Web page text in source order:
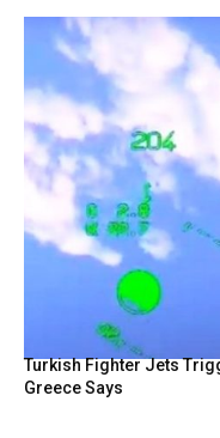
Turkish Fighter Jets
Greece Says